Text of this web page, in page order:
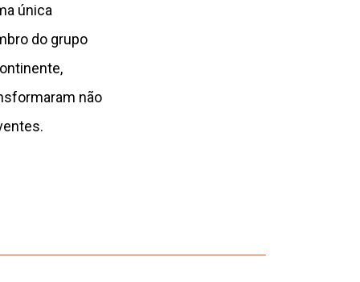
única
do grupo
não